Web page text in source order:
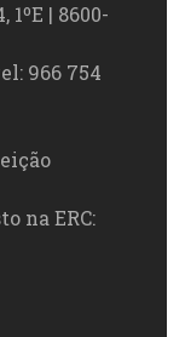
| 8600-
966 754
na ERC: